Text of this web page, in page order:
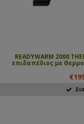
READYWARM 2000
επιδαπέδιος με